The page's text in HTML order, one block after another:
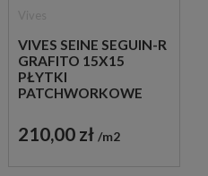
VIVES SEINE SEGUIN-R
GRAFITO 15X15
PŁYTKI
PATCHWORKOWE
210,00 zł m2